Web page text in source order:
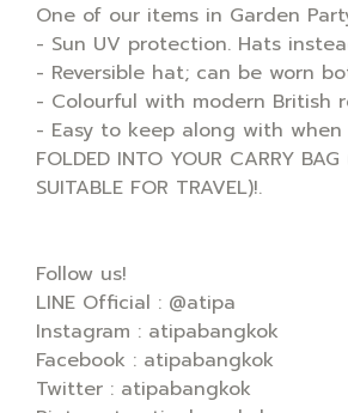
One of our items in Garden
- Sun UV protection. Hats
- Reversible hat; can be worn
- Colourful with modern British
- Easy to keep along with
FOLDED INTO YOUR CARRY
SUITABLE FOR TRAVEL)!.
Follow us!
LINE Official : @atipa
Instagram : atipabangkok
Facebook : atipabangkok
Twitter : atipabangkok